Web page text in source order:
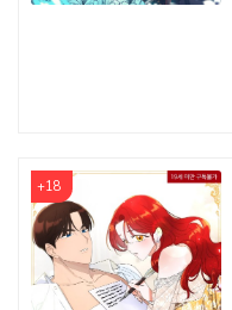
+18